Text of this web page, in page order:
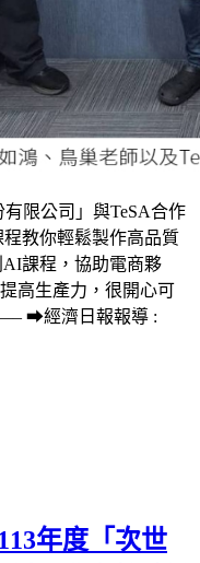
限公司」與TeSA合作
教你輕鬆製作高品質
課程，協助電商夥
高生產力，很開心可
➡經濟日報報導 :
年度「次世